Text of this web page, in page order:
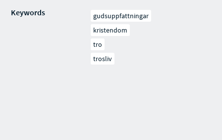
Keywords
gudsuppfattningar
kristendom
tro
trosliv